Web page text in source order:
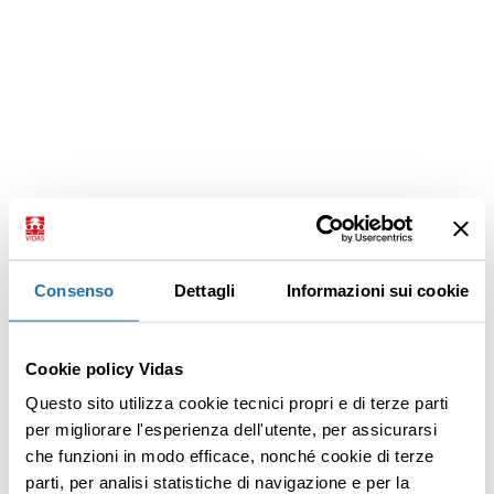
Consenso Dettagli Informazioni sui cookie
Cookie policy Vidas
Questo sito utilizza cookie tecnici propri e di terze parti
per migliorare l'esperienza dell'utente, per assicurarsi
che funzioni in modo efficace, nonché cookie di terze
parti, per analisi statistiche di navigazione e per la